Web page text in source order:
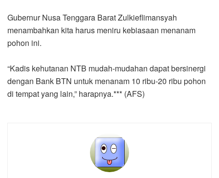
Gubernur Nusa Tenggara Barat Zulkieflimansyah
menambahkan kita harus meniru kebiasaan menanam
pohon ini.
“Kadis kehutanan NTB mudah-mudahan dapat bersinergi
dengan Bank BTN untuk menanam 10 ribu-20 ribu pohon
di tempat yang lain,” harapnya.*** (AFS)